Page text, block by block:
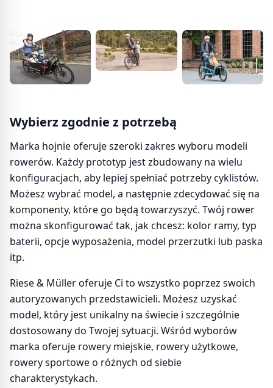
Wybierz zgodnie z potrzebą
Marka hojnie oferuje szeroki zakres wyboru modeli
rowerów. Każdy prototyp jest zbudowany na wielu
konfiguracjach, aby lepiej spełniać potrzeby cyklistów.
Możesz wybrać model, a następnie zdecydować się na
komponenty, które go będą towarzyszyć. Twój rower
można skonfigurować tak, jak chcesz: kolor ramy, typ
baterii, opcje wyposażenia, model przerzutki lub paska
itp.
Riese & Müller oferuje Ci to wszystko poprzez swoich
autoryzowanych przedstawicieli. Możesz uzyskać
model, który jest unikalny na świecie i szczególnie
dostosowany do Twojej sytuacji. Wśród wyborów
marka oferuje rowery miejskie, rowery użytkowe,
rowery sportowe o różnych od siebie
charakterystykach.